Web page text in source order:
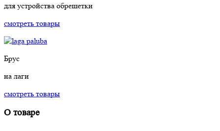
для устройства обрешетки
смотреть товары
Брус
на лаги
смотреть товары
О товаре